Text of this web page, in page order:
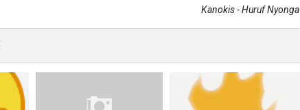
Kanokis - Huruf Nyonga